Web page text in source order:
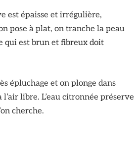
est épaisse et irrégulière,
pose à plat, on tranche la peau
qui est brun et fibreux doit
épluchage et on plonge dans
libre. L’eau citronnée préserve
cherche.